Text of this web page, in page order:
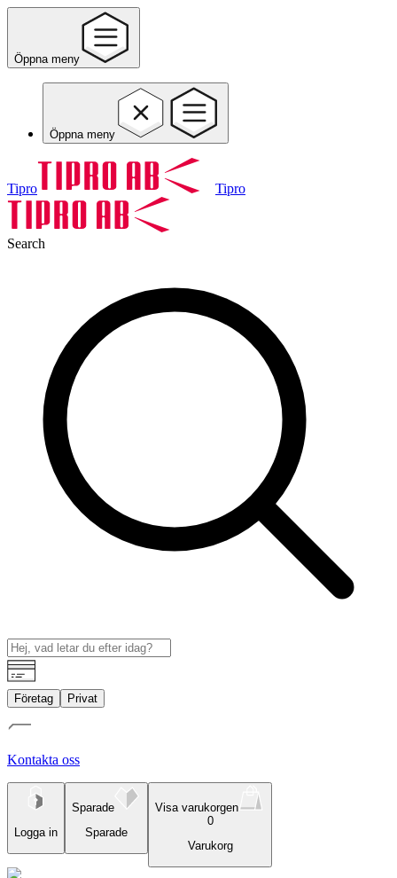
Öppna meny
Öppna meny
Tipro Tipro
Search
Företag Privat
Kontakta oss
Logga in
Sparade
Sparade
Visa varukorgen
0
Varukorg